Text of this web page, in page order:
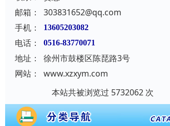
邮箱：
303831652@qq.com
手机：
13605203082
电话： 0516-83770071
地址：
徐州市鼓楼区陈琵路3号
网站：
www.xzxym.com
本站共被浏览过 5732062 次